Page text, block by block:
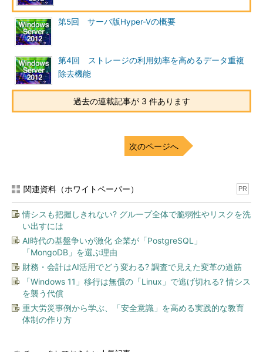
れは、GUIが利用できるフルインストールのサーバ構成から、い
くつかのGUIコンポーネント（エクスプローラやInternet
Explorerなど）だけを削除したものである。GUIの管理ツール
（サーバ・マネージャやMMC、コントロール・パネルのアプレ
ットなど）はそのまま残っているため、Server Coreでは使いづ
らいと感じている管理者でも、従来のフルインストールのサーバ
と同じように管理できるというメリットがある。
最小サーバ・インターフェイスの画面を次に示す。Server
ほか、GUIのサーバ・マネージャも起動される。だがタスク・バ
ーやスタート画面はない。GUIの管理ツールはサーバ・マネージ
第5回 サーバ版Hyper-Vの概要
第4回 ストレージの利用効率を高めるデータ重複
除去機能
過去の連載記事が 3 件あります
次のページへ
関連資料（ホワイトペーパー） PR
情シスも把握しきれない? グループ全体で脆弱性やリスクを洗
い出すには
AI時代の基盤争いが激化 企業が「PostgreSQL」
「MongoDB」を選ぶ理由
財務・会計はAI活用でどう変わる? 調査で見えた変革の道筋
「Windows 11」移行は無償の「Linux」で逃げ切れる? 情シス
を襲う代償
重大労災事例から学ぶ、「安全意識」を高める実践的な教育
体制の作り方